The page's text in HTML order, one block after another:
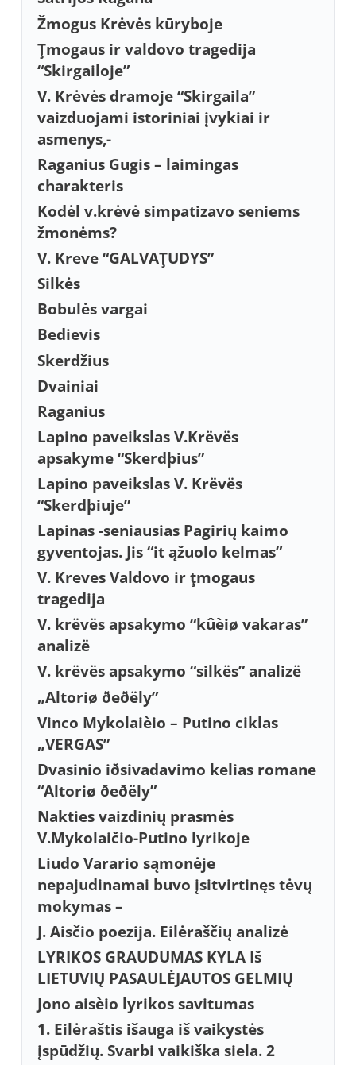
Žmogus Krėvės kūryboje
Ţmogaus ir valdovo tragedija
“Skirgailoje”
V. Krėvės dramoje “Skirgaila”
vaizduojami istoriniai įvykiai ir
asmenys,-
Raganius Gugis – laimingas
charakteris
Kodėl v.krėvė simpatizavo seniems
žmonėms?
V. Kreve “GALVAŢUDYS”
Silkės
Bobulės vargai
Bedievis
Skerdžius
Dvainiai
Raganius
Lapino paveikslas V.Krëvës
apsakyme “Skerdþius”
Lapino paveikslas V. Krëvës
“Skerdþiuje”
Lapinas -seniausias Pagirių kaimo
gyventojas. Jis “it ąžuolo kelmas”
V. Kreves Valdovo ir ţmogaus
tragedija
V. krëvës apsakymo “kûèiø vakaras”
analizë
V. krëvës apsakymo “silkës” analizë
„Altoriø ðeðëly”
Vinco Mykolaièio – Putino ciklas
„VERGAS”
Dvasinio iðsivadavimo kelias romane
“Altoriø ðeðëly”
Nakties vaizdinių prasmės
V.Mykolaičio-Putino lyrikoje
Liudo Varario sąmonėje
nepajudinamai buvo įsitvirtinęs tėvų
mokymas –
J. Aisčio poezija. Eilėraščių analizė
LYRIKOS GRAUDUMAS KYLA Iš
LIETUVIŲ PASAULĖJAUTOS GELMIŲ
Jono aisèio lyrikos savitumas
1. Eilėraštis išauga iš vaikystės
įspūdžių. Svarbi vaikiška siela. 2